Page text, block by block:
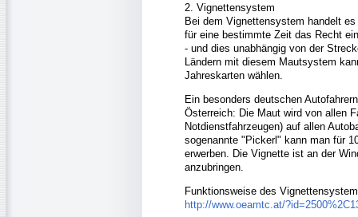
2. Vignettensystem
Bei dem Vignettensystem handelt
für eine bestimmte Zeit das Recht
- und dies unabhängig von der
Ländern mit diesem Mautsystem
Jahreskarten wählen.
Ein besonders deutschen
Österreich: Die Maut wird von allen
Notdienstfahrzeugen) auf allen
sogenannte "Pickerl" kann man für
erwerben. Die Vignette ist an der
anzubringen.
Funktionsweise des
http://www.oeamtc.at/